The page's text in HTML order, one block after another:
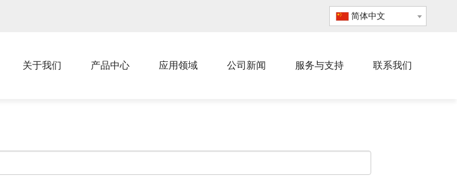
简体中文
关于我们 产品中心 应用领域 公司新闻 服务与支持 联系我们